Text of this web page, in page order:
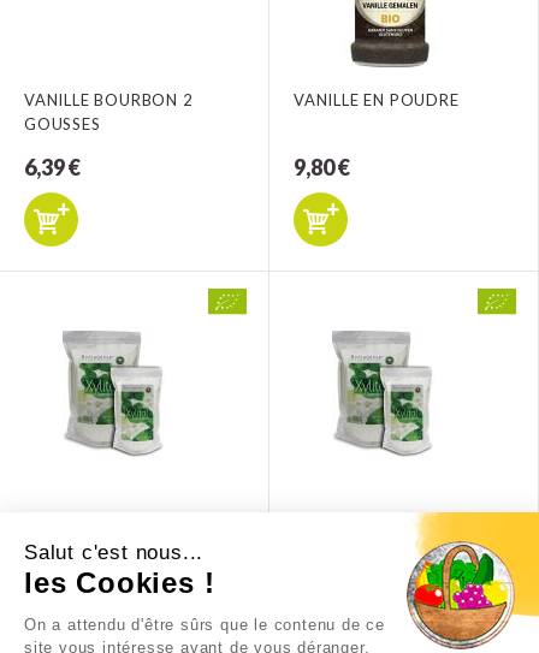
Salut c'est nous...
les Cookies !
On a attendu d'être sûrs que le contenu de ce
site vous intéresse avant de vous déranger,
VANILLE BOURBON 2
GOUSSES
6,39 €
VANILLE EN POUDRE
9,80 €
5,99 €